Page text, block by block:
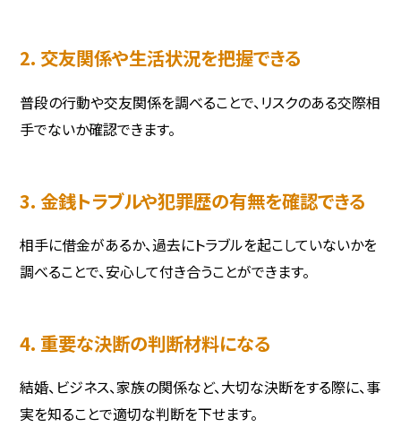
2. 交友関係や生活状況を把握できる
普段の行動や交友関係を調べることで、リスクのある交際相
手でないか確認できます。
3. 金銭トラブルや犯罪歴の有無を確認できる
相手に借金があるか、過去にトラブルを起こしていないかを
調べることで、安心して付き合うことができます。
4. 重要な決断の判断材料になる
結婚、ビジネス、家族の関係など、大切な決断をする際に、事
実を知ることで適切な判断を下せます。